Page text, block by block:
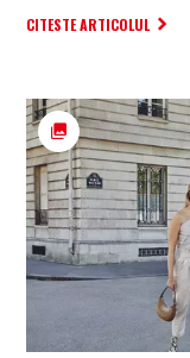
CITESTE ARTICOLUL